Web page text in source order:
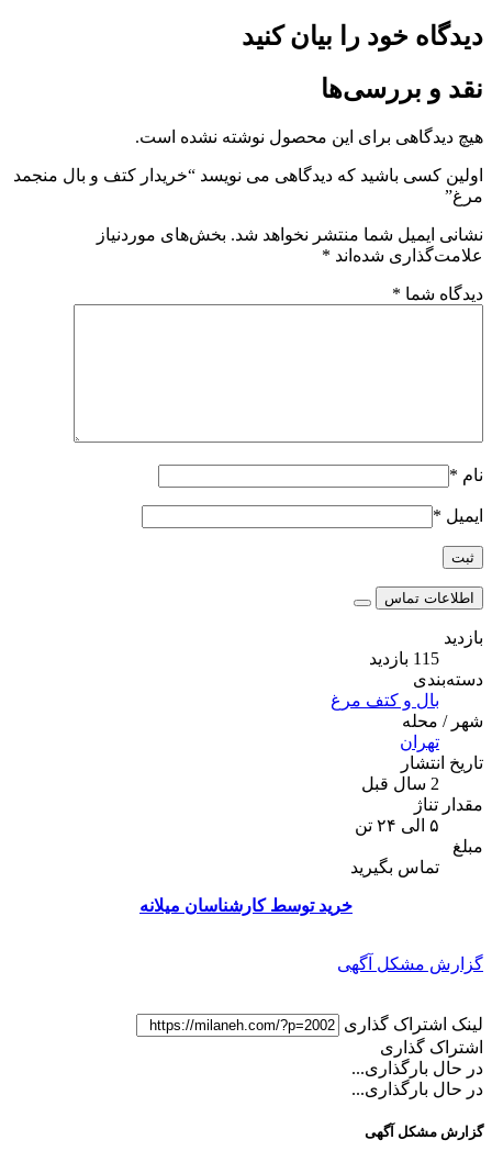
دیدگاه خود را بیان کنید
نقد و بررسی‌ها
هیچ دیدگاهی برای این محصول نوشته نشده است.
اولین کسی باشید که دیدگاهی می نویسد “خریدار کتف و بال منجمد
مرغ”
نشانی ایمیل شما منتشر نخواهد شد. بخش‌های موردنیاز
علامت‌گذاری شده‌اند *
دیدگاه شما *
نام *
ایمیل *
اطلاعات تماس
بازدید
115 بازدید
دسته‌بندی
بال و کتف مرغ
شهر / محله
تهران
تاریخ انتشار
2 سال قبل
مقدار تناژ
۵ الی ۲۴ تن
مبلغ
تماس بگیرید
خرید توسط کارشناسان میلانه
گزارش مشکل آگهی
لینک اشتراک گذاری
اشتراک گذاری
در حال بارگذاری...
در حال بارگذاری...
گزارش مشکل آگهی